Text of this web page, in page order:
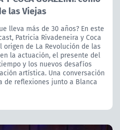
las Viejas
lleva más de 30 años? En este
Patricia Rivadeneira y Coca
origen de La Revolución de las
la actuación, el presente del
y los nuevos desafíos
artística. Una conversación
de reflexiones junto a Blanca